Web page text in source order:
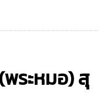
ระหมอ) สุ